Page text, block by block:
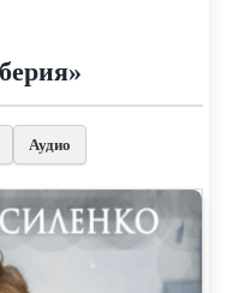
Аудио